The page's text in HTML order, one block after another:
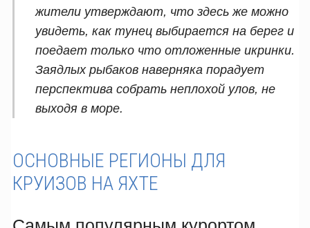
жители утверждают, что здесь же можно
увидеть, как тунец выбирается на берег и
поедает только что отложенные икринки.
Заядлых рыбаков наверняка порадует
перспектива собрать неплохой улов, не
выходя в море.
ОСНОВНЫЕ РЕГИОНЫ ДЛЯ
КРУИЗОВ НА ЯХТЕ